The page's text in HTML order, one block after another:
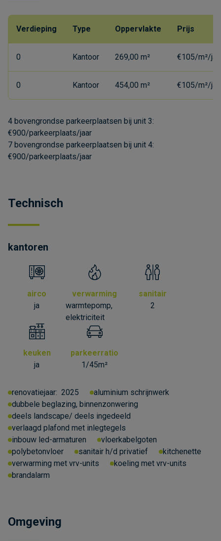
Verdieping Type Oppervlakte Prijs
0 Kantoor 269,00 m² €105/m²/
0 Kantoor 454,00 m² €105/m²/
4 bovengrondse parkeerplaatsen bij unit 3:
€900/parkeerplaats/jaar
7 bovengrondse parkeerplaatsen bij unit 4:
€900/parkeerplaats/jaar
Technisch
kantoren
airco
ja
verwarming
warmtepomp,
elektriciteit
sanitair
2
keuken
ja
parkeerratio
1/45m²
renovatiejaar: 2025
aluminium schrijnwerk
dubbele beglazing, binnenzonwering
deels landscape/ deels ingedeeld
verlaagd plafond met inlegtegels
inbouw led-armaturen
vloerkabelgoten
polybetonvloer
sanitair h/d privatief
kitchenette
verwarming met vrv-units
koeling met vrv-units
brandalarm
Omgeving